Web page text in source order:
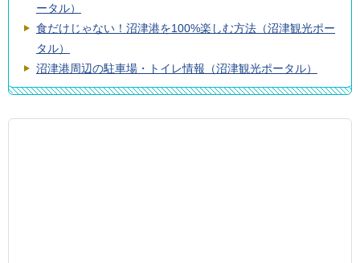
ータル）
食だけじゃない！沼津港を100%楽しむ方法（沼津観光ポー
タル）
沼津港周辺の駐車場・トイレ情報（沼津観光ポータル）